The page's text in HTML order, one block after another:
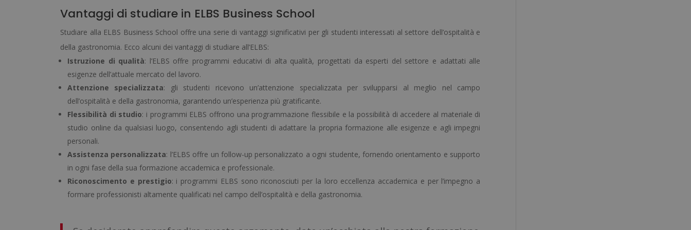
Vantaggi di studiare in ELBS Business School
Studiare alla ELBS Business School offre una serie di vantaggi significativi per gli studenti interessati al settore dell’ospitalità e
della gastronomia. Ecco alcuni dei vantaggi di studiare all’ELBS:
Istruzione di qualità: l’ELBS offre programmi educativi di alta qualità, progettati da esperti del settore e adattati alle
esigenze dell’attuale mercato del lavoro.
Attenzione specializzata: gli studenti ricevono un’attenzione specializzata per svilupparsi al meglio nel campo
dell’ospitalità e della gastronomia, garantendo un’esperienza più gratificante.
Flessibilità di studio: i programmi ELBS offrono una programmazione flessibile e la possibilità di accedere al materiale di
studio online da qualsiasi luogo, consentendo agli studenti di adattare la propria formazione alle esigenze e agli impegni
personali.
Assistenza personalizzata: l’ELBS offre un follow-up personalizzato a ogni studente, fornendo orientamento e supporto
in ogni fase della sua formazione accademica e professionale.
Riconoscimento e prestigio: i programmi ELBS sono riconosciuti per la loro eccellenza accademica e per l’impegno a
formare professionisti altamente qualificati nel campo dell’ospitalità e della gastronomia.